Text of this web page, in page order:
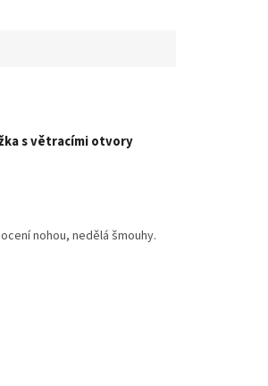
s větracími otvory
nohou, nedělá šmouhy.